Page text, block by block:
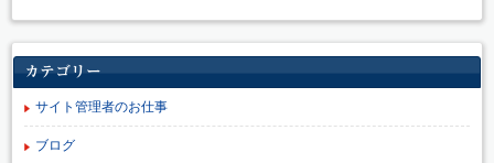
カテゴリー
サイト管理者のお仕事
ブログ